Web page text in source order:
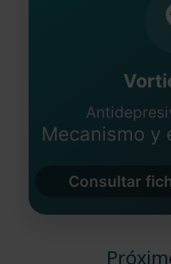
Mecanismo y
Consultar